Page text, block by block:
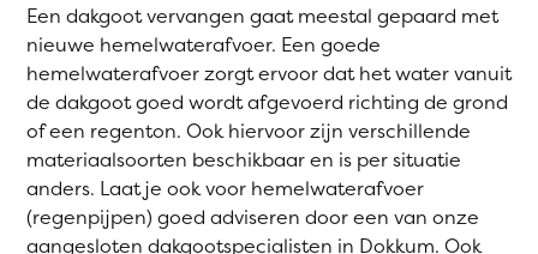
Een dakgoot vervangen gaat meestal gepaard met
nieuwe hemelwaterafvoer. Een goede
hemelwaterafvoer zorgt ervoor dat het water vanuit
de dakgoot goed wordt afgevoerd richting de grond
of een regenton. Ook hiervoor zijn verschillende
materiaalsoorten beschikbaar en is per situatie
anders. Laat je ook voor hemelwaterafvoer
(regenpijpen) goed adviseren door een van onze
aangesloten dakgootspecialisten in Dokkum. Ook